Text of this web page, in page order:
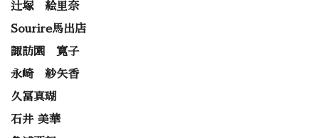
辻塚 絵里奈
Sourire馬出店
諏訪園 寛子
永崎 紗矢香
久冨真瑚
石井 美華